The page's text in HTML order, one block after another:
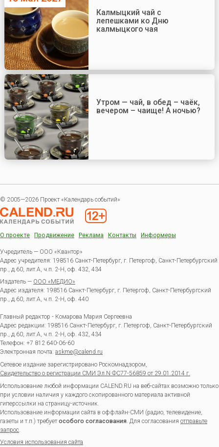
Калмыцкий чай с
лепешками ко Дню
калмыцкого чая
Утром — чай, в обед – чаёк,
вечером – чаище! А ночью?
© 2005—2026 Проект «Календарь событий»
О проекте Продвижение Реклама Контакты Информеры
Учредитель — ООО «Квантор»
Адрес учредителя: 198516 Санкт-Петербург, г. Петергоф, Санкт-Петербургский
пр., д.60, лит.А, ч.п. 2-Н, оф. 432, 434
Издатель — ООО «МЕДИО»
Адрес издателя: 198516 Санкт-Петербург, г. Петергоф, Санкт-Петербургский
пр., д.60, лит.А, ч.п. 2-Н, оф. 440
Главный редактор - Комарова Мария Сергеевна
Адрес редакции: 198516 Санкт-Петербург, г. Петергоф, Санкт-Петербургский
пр., д.60, лит.А, ч.п. 2-Н, оф. 432, 434
Телефон: +7 812 640-06-60
Электронная почта: askme@calend.ru
Сетевое издание зарегистрировано Роскомнадзором,
Свидетельство о регистрации СМИ Эл.N ФС77-56859 от 29.01.2014 г.
Использование любой информации CALEND.RU на веб-сайтах возможно только
при условии наличия у каждого скопированного материала активной
гиперссылки на страницу-источник.
Использование информации сайта в оффлайн-СМИ (радио, телевидение,
газеты и т.п.) требуетособого согласования . Для согласования отправьте
запрос
Условия использования сайта